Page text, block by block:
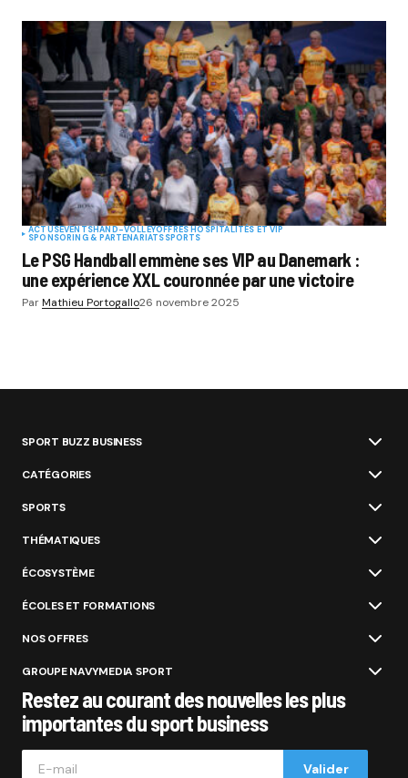
ACTUSEVENTSHAND-VOLLEYOFFRES HOSPITALITÉS ET VIP
SPONSORING & PARTENARIATSSPORTS
Le PSG Handball emmène ses VIP au Danemark :
une expérience XXL couronnée par une victoire
ParMathieu Portogallo26 novembre 2025
SPORT BUZZ BUSINESS
CATÉGORIES
SPORTS
THÉMATIQUES
ÉCOSYSTÈME
ÉCOLES ET FORMATIONS
NOS OFFRES
GROUPE NAVYMEDIA SPORT
Restez au courant des nouvelles les plus
importantes du sport business
Valider